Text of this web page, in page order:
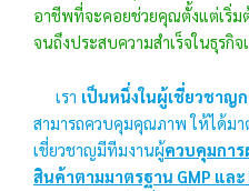
อาชีพที่จะคอยช่วยคุณตั้งแต่เริ่ม
จนถึงประสบความสำเร็จในธุรกิจ
เรา เป็นหนึ่งในผู้เชี่ยวชาญ
สามารถควบคุมคุณภาพ ให้ได้ม
เชี่ยวชาญมีทีมงานผู้ควบคุมกา
สินค้าตามมาตรฐาน GMP แล